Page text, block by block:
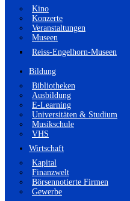
Kino
Konzerte
Veranstaltungen
Museen
Reiss-Engelhorn-Museen
Bildung
Bibliotheken
Ausbildung
E-Learning
Universitäten & Studium
Musikschule
VHS
Wirtschaft
Kapital
Finanzwelt
Börsennotierte Firmen
Gewerbe